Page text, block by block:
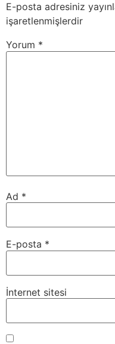
E-posta adresiniz
işaretlenmişlerdir
Yorum *
Ad *
E-posta *
İnternet sitesi